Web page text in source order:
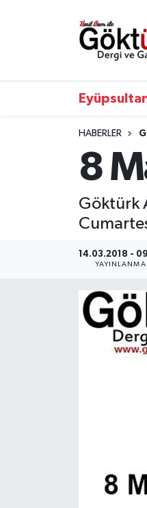
HABERLER
8
Göktürk
14.03.2018 -
YAYINLANMA
Anne Çocuk
EKONOMİ
GÜNDEM
KEMERBURGAZ
Eyüpsultan Hava
Tüm Manşetler
Haber Arşivi